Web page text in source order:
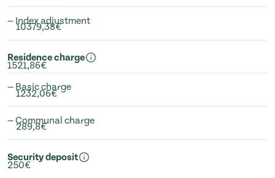
— Index adjustment
10379,38€
Residence charge
1521,86€
— Basic charge
1232,06€
— Communal charge
289,8€
Security deposit
250€